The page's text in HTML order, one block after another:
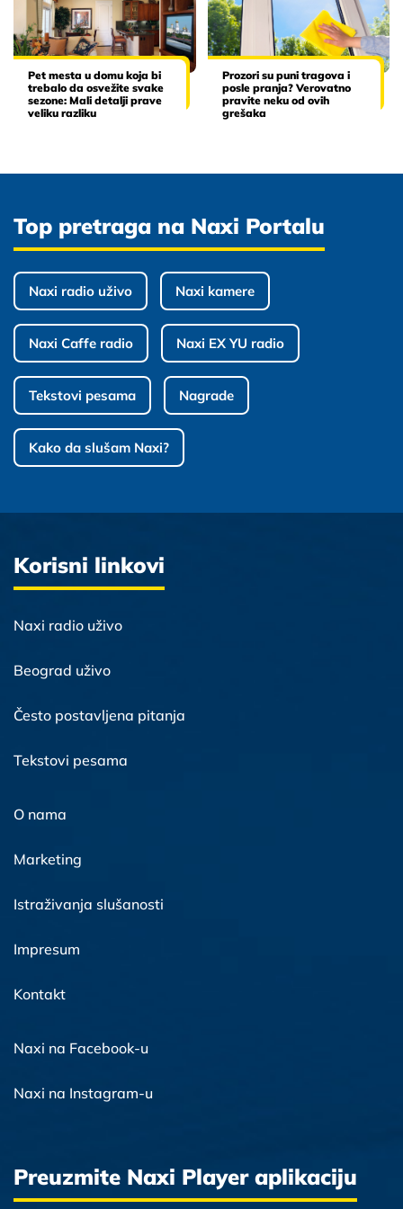
Pet mesta u domu koja bi
trebalo da osvežite svake
sezone: Mali detalji prave
veliku razliku
Prozori su puni tragova i
posle pranja? Verovatno
pravite neku od ovih
grešaka
Top pretraga na Naxi Portalu
Naxi radio uživo Naxi kamere
Naxi Caffe radio Naxi EX YU radio
Tekstovi pesama Nagrade
Kako da slušam Naxi?
Korisni linkovi
Naxi radio uživo
Beograd uživo
Često postavljena pitanja
Tekstovi pesama
O nama
Marketing
Istraživanja slušanosti
Impresum
Kontakt
Naxi na Facebook-u
Naxi na Instagram-u
Preuzmite Naxi Player aplikaciju